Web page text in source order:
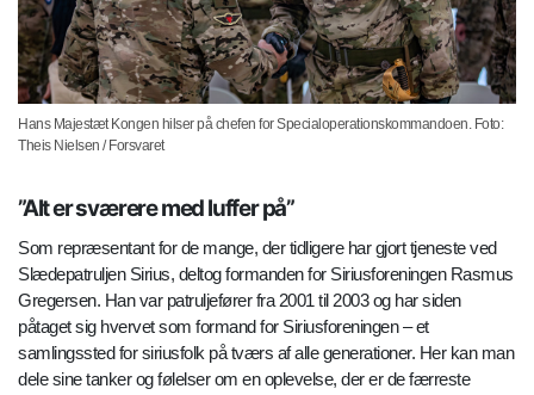
Hans Majestæt Kongen hilser på chefen for Specialoperationskommandoen. Foto:
Theis Nielsen / Forsvaret
”Alt er sværere med luffer på”
Som repræsentant for de mange, der tidligere har gjort tjeneste ved
Slædepatruljen Sirius, deltog formanden for Siriusforeningen Rasmus
Gregersen. Han var patruljefører fra 2001 til 2003 og har siden
påtaget sig hvervet som formand for Siriusforeningen – et
samlingssted for siriusfolk på tværs af alle generationer. Her kan man
dele sine tanker og følelser om en oplevelse, der er de færreste